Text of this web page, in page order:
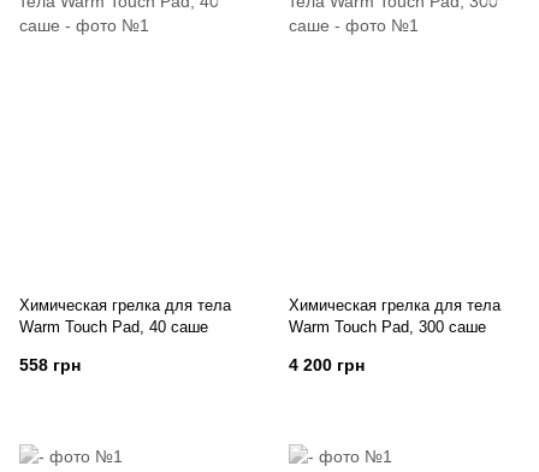
Химическая грелка для тела
Warm Touch Pad, 40 саше
558 грн
Химическая грелка для тела
Warm Touch Pad, 300 саше
4 200 грн